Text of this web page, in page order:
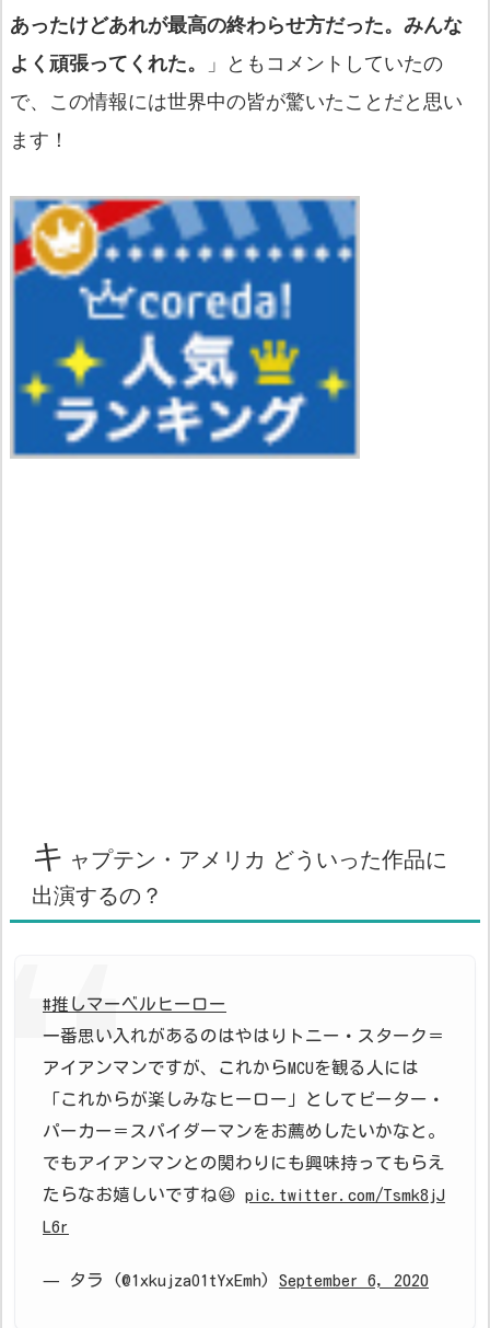
あったけどあれが最高の終わらせ方だった。みんな
よく頑張ってくれた。
」ともコメントしていたの
で、この情報には世界中の皆が驚いたことだと思い
ます！
キ ャプテン・アメリカ どういった作品に
出演するの？
#推しマーベルヒーロー
一番思い入れがあるのはやはりトニー・スターク＝
アイアンマンですが、これからMCUを観る人には
「これからが楽しみなヒーロー」としてピーター・
パーカー＝スパイダーマンをお薦めしたいかなと。
でもアイアンマンとの関わりにも興味持ってもらえ
たらなお嬉しいですね😆 pic.twitter.com/Tsmk8jJ
L6r
— タラ (@1xkujzaO1tYxEmh) September 6, 2020